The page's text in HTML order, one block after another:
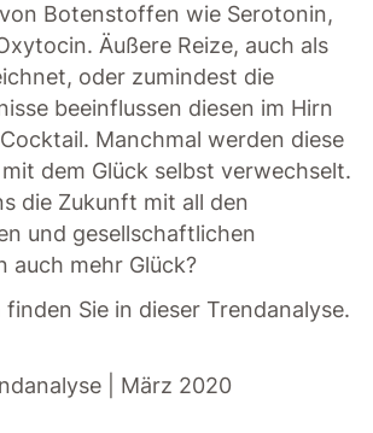
Botenstoffen wie Serotonin,
Äußere Reize, auch als
oder zumindest die
beeinflussen diesen im Hirn
Manchmal werden diese
dem Glück selbst verwechselt.
die Zukunft mit all den
und gesellschaftlichen
auch mehr Glück?
Sie in dieser Trendanalyse.
| März 2020